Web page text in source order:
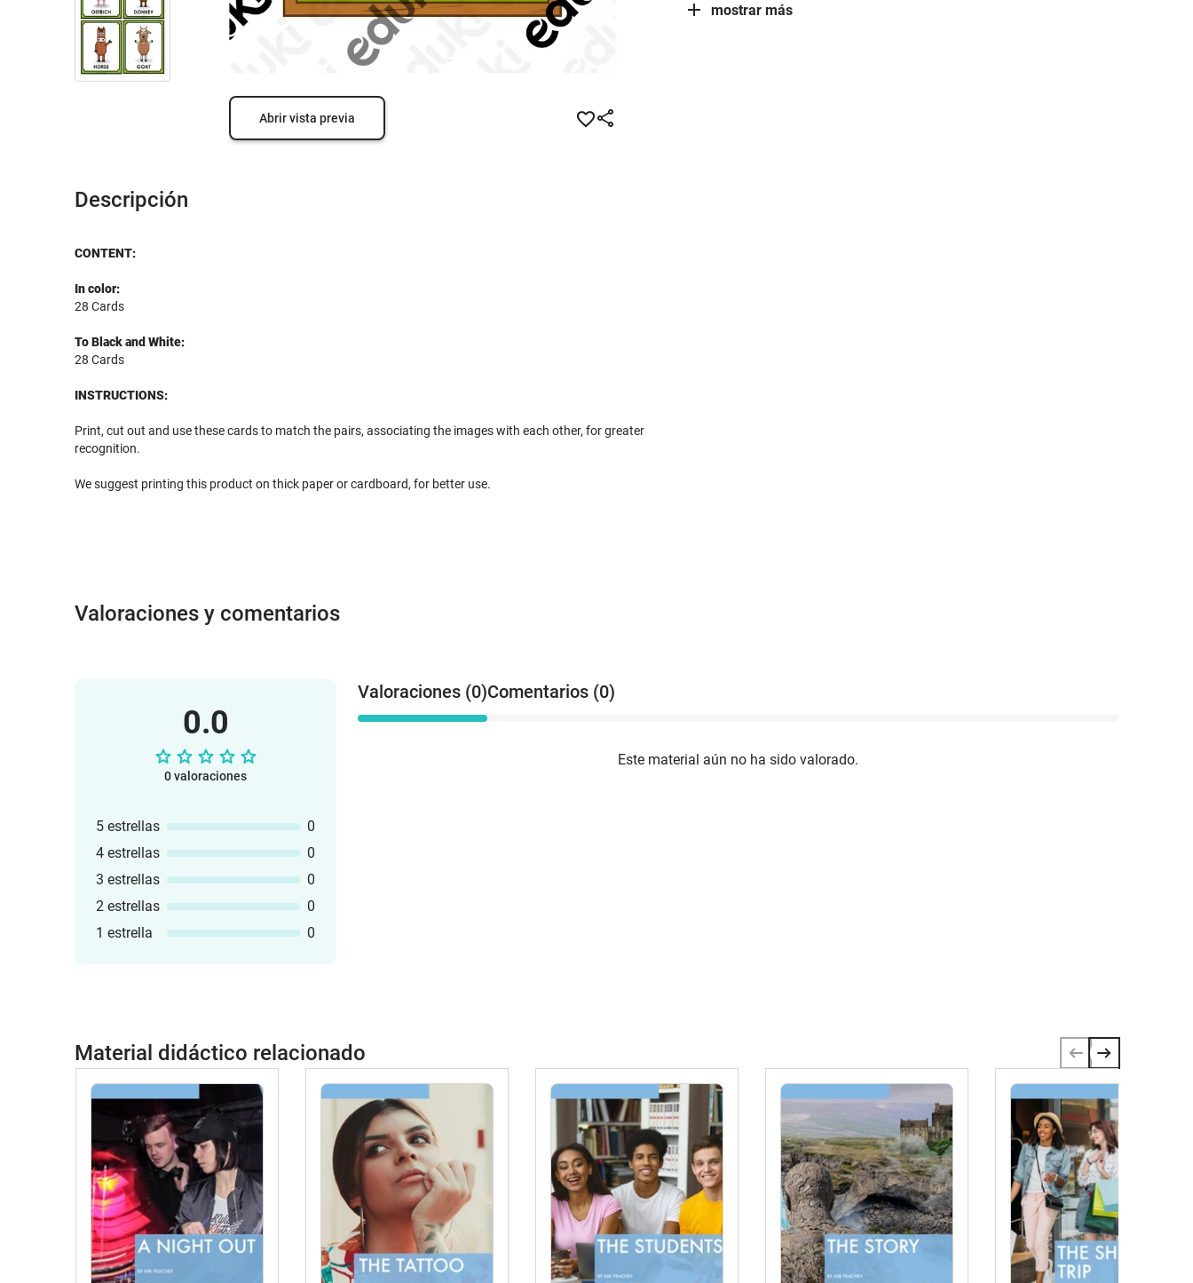
Abrir vista previa
Descripción
CONTENT:
In color:
28 Cards
To Black and White:
28 Cards
INSTRUCTIONS:
Print, cut out and use these cards to match the pairs, associating the images with each other, for greater
recognition.
We suggest printing this product on thick paper or cardboard, for better use.
mostrar más
Valoraciones y comentarios
0.0
0 valoraciones
5 estrellas
0
4 estrellas
0
3 estrellas
0
2 estrellas
0
1 estrella
0
Valoraciones (0)Comentarios (0)
Este material aún no ha sido valorado.
Material didáctico relacionado